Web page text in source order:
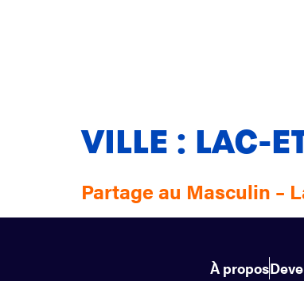
VILLE : LAC-
Partage au Masculin –
À propos